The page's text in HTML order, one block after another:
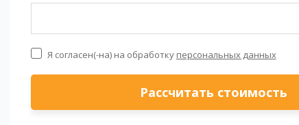
Рассчитать стоимость
Я согласен(-на) на обработку персональных данных